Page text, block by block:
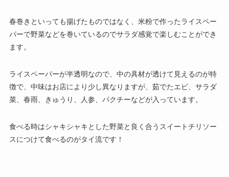
春巻きといっても揚げたものではなく、米粉で作ったライスペー
パーで野菜などを巻いているのでサラダ感覚で楽しむことができ
ます。
ライスペーパーが半透明なので、中の具材が透けて見えるのが特
徴で、中味はお店により少し異なりますが、茹でたエビ、サラダ
菜、春雨、きゅうり、人参、パクチーなどが入っています。
食べる時はシャキシャキとした野菜と良く合うスイートチリソー
スにつけて食べるのがタイ流です！